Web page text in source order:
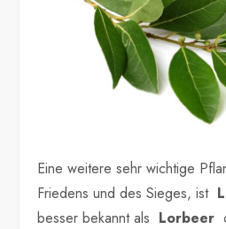
Eine weitere sehr wichtige
Friedens und des Sieges, ist
besser bekannt als Lorbeer